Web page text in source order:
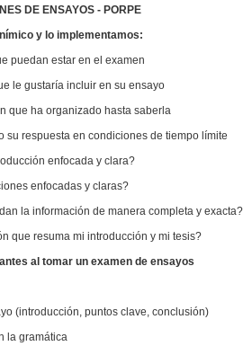
DE ENSAYOS - PORPE
y lo implementamos:
puedan estar en el examen
le gustaría incluir en su ensayo
que ha organizado hasta saberla
su respuesta en condiciones de tiempo límite
enfocada y clara?
enfocadas y claras?
la información de manera completa y exacta?
que resuma mi introducción y mi tesis?
al tomar un examen de ensayos
(introducción, puntos clave, conclusión)
la gramática